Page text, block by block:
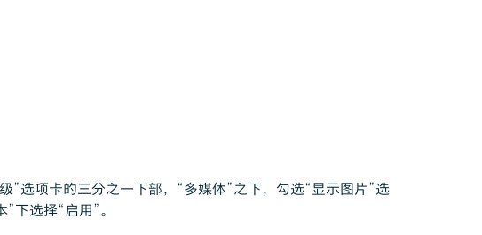
项卡的三分之一下部，“多媒体”之下，勾选“显示图片”选
选择“启用”。